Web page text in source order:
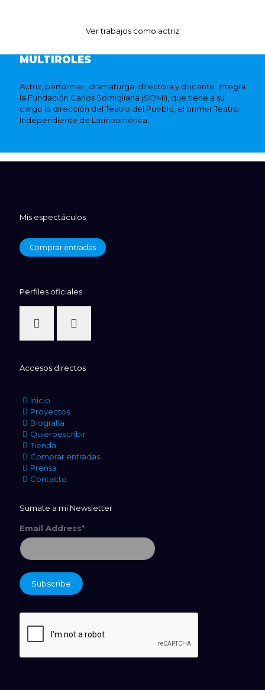
Ver trabajos como actriz
MULTIROLES
Actriz, performer, dramaturga, directora y docente. Integra
la Fundación Carlos Somigliana (SOMI), que tiene a su
cargo la dirección del Teatro del Pueblo, el primer Teatro
Independiente de Latinoamérica.
Mis espectáculos
Comprar entradas
Perfiles oficiales
Accesos directos
Inicio
Proyectos
Biografía
Quieroescribir
Tienda
Comprar entradas
Prensa
Contacto
Sumate a mi Newsletter
Email Address*